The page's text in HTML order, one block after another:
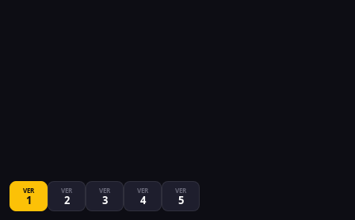
VER
1
VER
2
VER
3
VER
4
VER
5